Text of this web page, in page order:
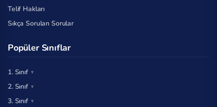
Telif Hakları
Sıkça Sorulan Sorular
Popüler Sınıflar
1. Sınıf
2. Sınıf
3. Sınıf